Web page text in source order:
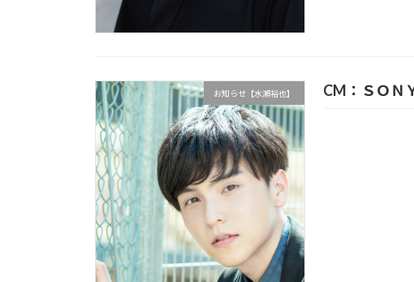
お知らせ【水瀬裕也】 CM：ＳＯＮ